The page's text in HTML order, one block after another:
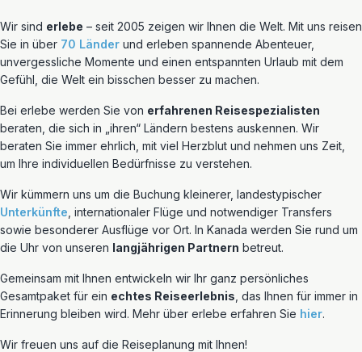
Wir sind erlebe – seit 2005 zeigen wir Ihnen die Welt. Mit uns reisen
Sie in über 70 Länder und erleben spannende Abenteuer,
unvergessliche Momente und einen entspannten Urlaub mit dem
Gefühl, die Welt ein bisschen besser zu machen.
Bei erlebe werden Sie von erfahrenen Reisespezialisten
beraten, die sich in „ihren“ Ländern bestens auskennen. Wir
beraten Sie immer ehrlich, mit viel Herzblut und nehmen uns Zeit,
um Ihre individuellen Bedürfnisse zu verstehen.
Wir kümmern uns um die Buchung kleinerer, landestypischer
Unterkünfte , internationaler Flüge und notwendiger Transfers
sowie besonderer Ausflüge vor Ort. In Kanada werden Sie rund um
die Uhr von unseren langjährigen Partnern betreut.
Gemeinsam mit Ihnen entwickeln wir Ihr ganz persönliches
Gesamtpaket für ein echtes Reiseerlebnis , das Ihnen für immer in
Erinnerung bleiben wird. Mehr über erlebe erfahren Sie hier.
Wir freuen uns auf die Reiseplanung mit Ihnen!